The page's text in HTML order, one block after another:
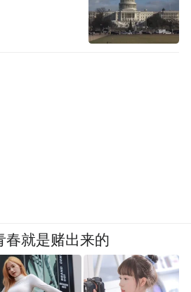
春就是赌出来的